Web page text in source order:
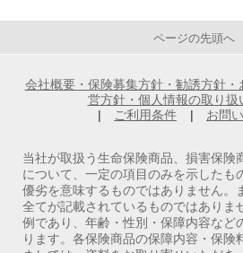
ページの先頭へ
会社概要・保険募集方針・勧誘方針
営方針・個人情報の取り扱
|
ご利用条件 | お問
当社が取扱う生命保険商品、損害保険
について、一定の項目のみを示したも
優劣を意味するものではありません。
全てが記載されているものではありま
例であり、年齢・性別・保障内容など
ります。各保険商品の保障内容・保険